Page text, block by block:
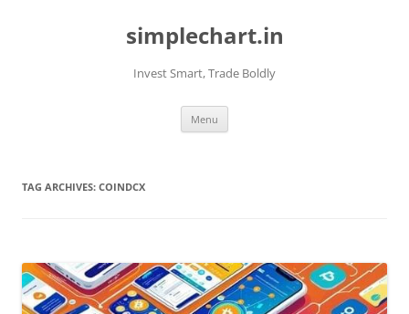
simplechart.in
Invest Smart, Trade Boldly
Menu
TAG ARCHIVES: COINDCX